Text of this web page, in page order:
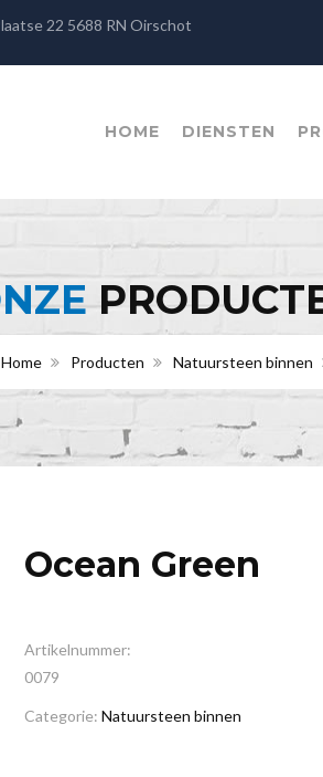
22 5688 RN Oirschot
HOME DIENSTEN
Home Producten Natuursteen binnen
Ocean Green
Artikelnummer:
0079
Categorie: Natuursteen binnen